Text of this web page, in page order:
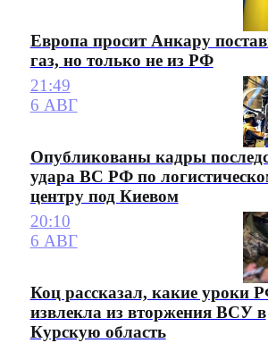
Европа просит Анкару
газ, но только не из РФ
21:49
6 АВГ
Опубликованы кадры
удара ВС РФ по
центру под Киевом
20:10
6 АВГ
Коц рассказал, какие уроки
извлекла из вторжения ВСУ в
Курскую область